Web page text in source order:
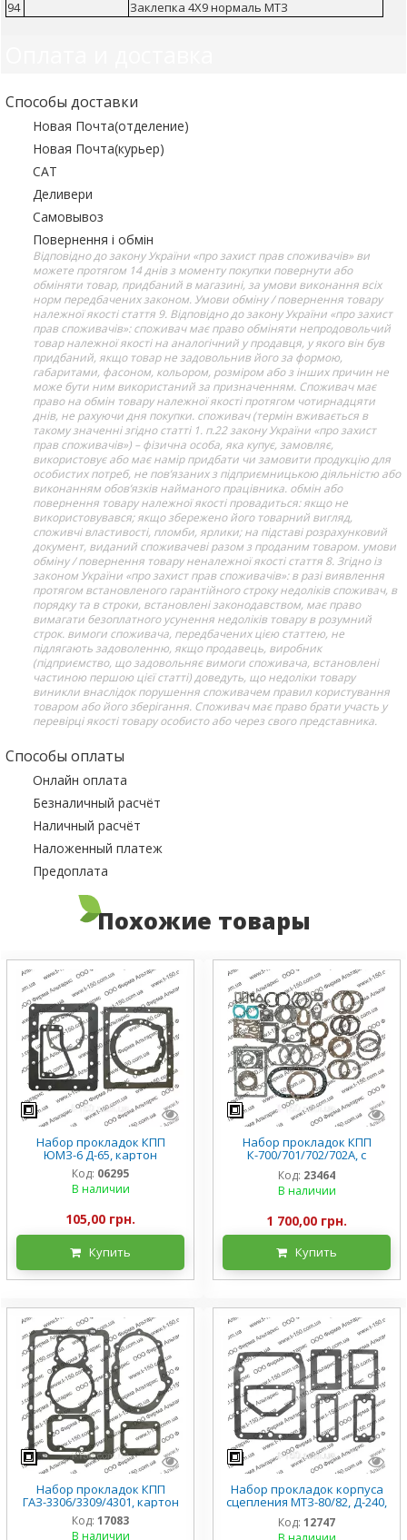
94
Заклепка 4Х9 нормаль МТЗ
Способы доставки
Новая Почта(отделение)
Новая Почта(курьер)
САТ
Деливери
Самовывоз
Повернення і обмін
Відповідно до закону України «про захист прав споживачів» ви
можете протягом 14 днів з моменту покупки повернути або
обміняти товар, придбаний в магазині, за умови виконання всіх
норм передбачених законом. Умови обміну / повернення товару
належної якості стаття 9. Відповідно до закону України «про захист
прав споживачів»: споживач має право обміняти непродовольчий
товар належної якості на аналогічний у продавця, у якого він був
придбаний, якщо товар не задовольнив його за формою,
габаритами, фасоном, кольором, розміром або з інших причин не
може бути ним використаний за призначенням. Споживач має
право на обмін товару належної якості протягом чотирнадцяти
днів, не рахуючи дня покупки. споживач (термін вживається в
такому значенні згідно статті 1. п.22 закону України «про захист
прав споживачів») – фізична особа, яка купує, замовляє,
використовує або має намір придбати чи замовити продукцію для
особистих потреб, не пов’язаних з підприємницькою діяльністю або
виконанням обов’язків найманого працівника. обмін або
повернення товару належної якості провадиться: якщо не
використовувався; якщо збережено його товарний вигляд,
споживчі властивості, пломби, ярлики; на підставі розрахунковий
документ, виданий споживачеві разом з проданим товаром. умови
обміну / повернення товару неналежної якості стаття 8. Згідно із
законом України «про захист прав споживачів»: в разі виявлення
протягом встановленого гарантійного строку недоліків споживач, в
порядку та в строки, встановлені законодавством, має право
вимагати безоплатного усунення недоліків товару в розумний
строк. вимоги споживача, передбачених цією статтею, не
підлягають задоволенню, якщо продавець, виробник
(підприємство, що задовольняє вимоги споживача, встановлені
частиною першою цієї статті) доведуть, що недоліки товару
виникли внаслідок порушення споживачем правил користування
товаром або його зберігання. Споживач має право брати участь у
перевірці якості товару особисто або через свого представника.
Способы оплаты
Онлайн оплата
Безналичный расчёт
Наличный расчёт
Наложенный платеж
Предоплата
Похожие товары
Набор прокладок КПП
ЮМЗ-6 Д-65, картон
Код: 06295
В наличии
105,00 грн.
Купить
Набор прокладок КПП
К-700/701/702/702А, с
распределителем, паронит
Код: 23464
В наличии
1 700,00 грн.
Купить
Набор прокладок КПП
ГАЗ-3306/3309/4301, картон
Код: 17083
В наличии
Набор прокладок корпуса
сцепления МТЗ-80/82, Д-240,
картон
Код: 12747